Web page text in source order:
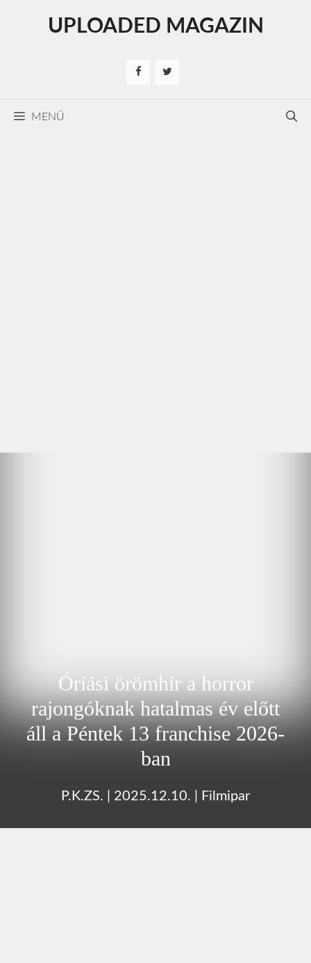
UPLOADED MAGAZIN
MENÜ
Óriási örömhír a horror
rajongóknak hatalmas év előtt
áll a Péntek 13 franchise 2026-
ban
P.K.ZS. 2025.12.10. Filmipar